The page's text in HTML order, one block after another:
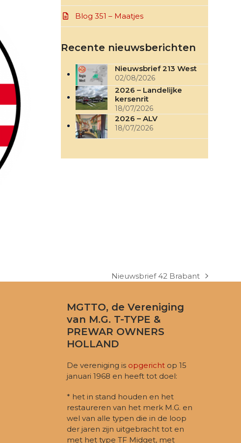
Blog 351 – Maatjes
Recente nieuwsberichten
Nieuwsbrief 213 West
02/08/2026
2026 – Landelijke
kersenrit
18/07/2026
2026 – ALV
18/07/2026
next
Nieuwsbrief 42 Brabant
MGTTO, de Vereniging
van M.G. T-TYPE &
PREWAR OWNERS
HOLLAND
De vereniging is opgericht op 15
januari 1968 en heeft tot doel:
* het in stand houden en het
restaureren van het merk M.G. en
wel van alle typen die in de loop
der jaren zijn uitgebracht tot en
met het type TF Midget, met